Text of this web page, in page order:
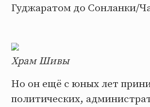
Гуджаратом до Сонланки/
Храм Шивы
Но он ещё с юных лет
политических,